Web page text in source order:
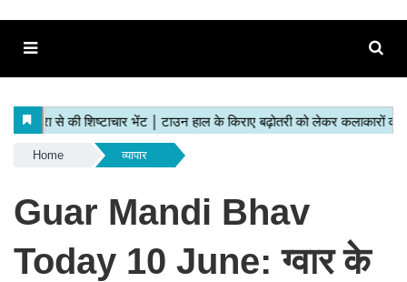
Home व्यापार
Guar Mandi Bhav
Today 10 June: ग्वार के